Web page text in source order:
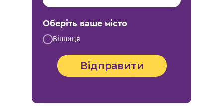
Оберіть ваше місто
Вінниця
Відправити